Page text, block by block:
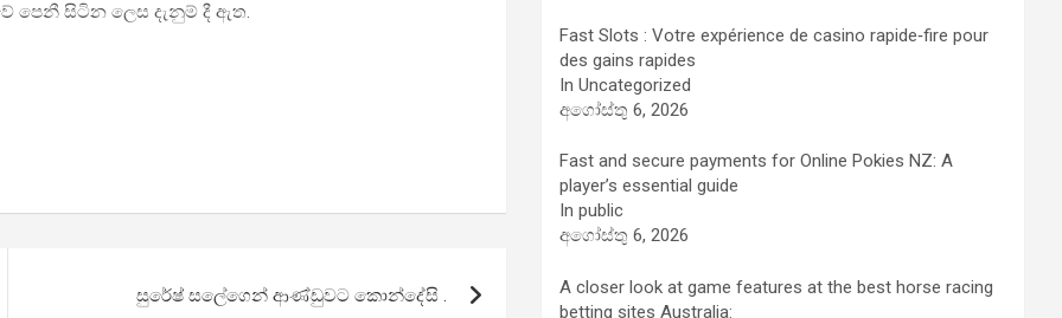
පෙනී සිටින ලෙස දැනුම් දී ඇත.
සුරේෂ් සලේගෙන් ආණ්ඩුවට කොන්දේසි .
Fast Slots : Votre expérience de casino rapide‑fire pour
des gains rapides
In Uncategorized
අගෝස්තු 6, 2026
Fast and secure payments for Online Pokies NZ: A
player’s essential guide
In public
අගෝස්තු 6, 2026
A closer look at game features at the best horse racing
betting sites Australia: